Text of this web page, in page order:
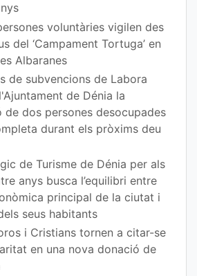
voluntàries vigilen des
del ‘Campament Tortuga’ en
Albaranes
de subvencions de Labora
de Dénia la
dos persones desocupades
durant els pròxims deu
de Turisme de Dénia per als
anys busca l’equilibri entre
principal de la ciutat i
seus habitants
i Cristians tornen a citar-se
en una nova donació de